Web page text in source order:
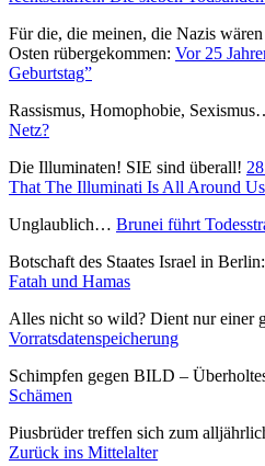
Für die, die meinen, die Nazis
Osten rübergekommen: Vor 25
Geburtstag”
Rassismus, Homophobie,
Netz?
Die Illuminaten! SIE sind überall!
That The Illuminati Is All Around Us
Unglaublich… Brunei führt
Botschaft des Staates Israel in Berlin:
Fatah und Hamas
Alles nicht so wild? Dient nur einer
Vorratsdatenspeicherung
Schimpfen gegen BILD –
Schämen
Piusbrüder treffen sich zum
Zurück ins Mittelalter